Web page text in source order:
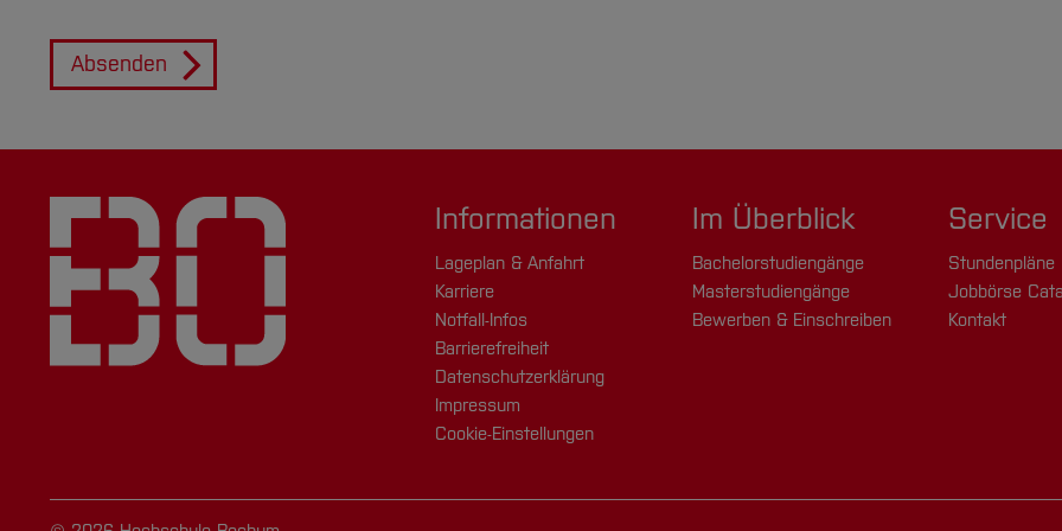
Absenden
Informationen
Lageplan & Anfahrt
Karriere
Notfall-Infos
Barrierefreiheit
Datenschutzerklärung
Impressum
Cookie-Einstellungen
Im Überblick
Bachelorstudiengänge
Masterstudiengänge
Bewerben & Einschreiben
Service
Stundenpläne
Jobbörse
Kontakt